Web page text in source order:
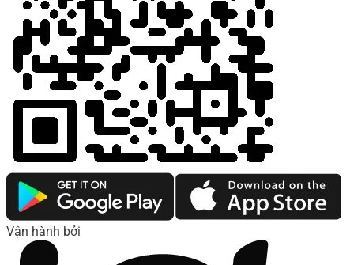
Vận hành bởi